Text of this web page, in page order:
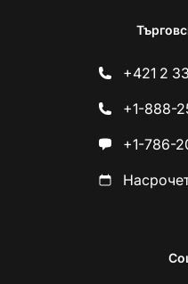
+421 2
+1-888-
+1-786-